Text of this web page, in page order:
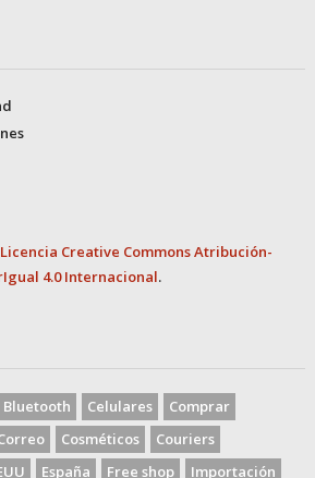
Licencia Creative Commons Atribución-
4.0 Internacional.
Bluetooth Celulares
Comprar
Cosméticos
Couriers
España Free shop
Importación